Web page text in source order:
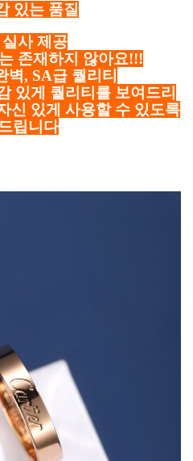
있는 품질
사 제공
존재하지 않아요!!!
벽, SA급 퀄리티
있게 퀄리티를 보여드리
신 있게 사용할 수 있도록
립니다